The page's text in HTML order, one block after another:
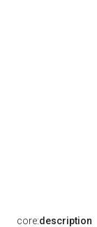
core:description